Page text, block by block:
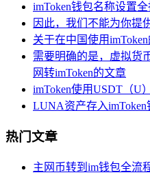
imToken钱包名称设置
因此，我们不能为你提
关于在中国使用
需要明确的是，虚拟货
网转imToken的文章
imToken使用USDT（U
LUNA资产存入imToken
热门文章
主网币转到im钱包全流